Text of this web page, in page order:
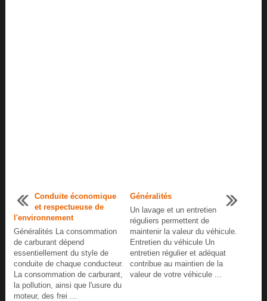
Conduite économique
et respectueuse de
l'environnement
Généralités La consommation
de carburant dépend
essentiellement du style de
conduite de chaque conducteur.
La consommation de carburant,
la pollution, ainsi que l'usure du
moteur, des frei ...
Généralités
Un lavage et un entretien
réguliers permettent de
maintenir la valeur du véhicule.
Entretien du véhicule Un
entretien régulier et adéquat
contribue au maintien de la
valeur de votre véhicule ...